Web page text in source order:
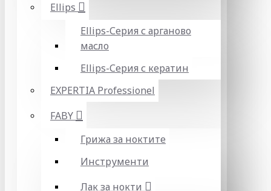
Ellips
Ellips-Серия с арганово
масло
Ellips-Серия с кератин
EXPERTIA Professionel
FABY
Грижа за ноктите
Инструменти
Лак за нокти